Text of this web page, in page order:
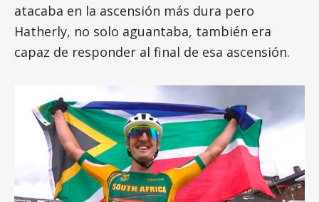
atacaba en la ascensión más dura pero
Hatherly, no solo aguantaba, también era
capaz de responder al final de esa ascensión.